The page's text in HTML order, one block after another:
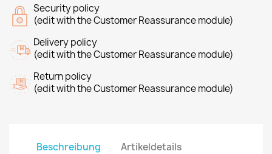
Security policy
(edit with the Customer Reassurance module)
Delivery policy
(edit with the Customer Reassurance module)
Return policy
(edit with the Customer Reassurance module)
Beschreibung Artikeldetails